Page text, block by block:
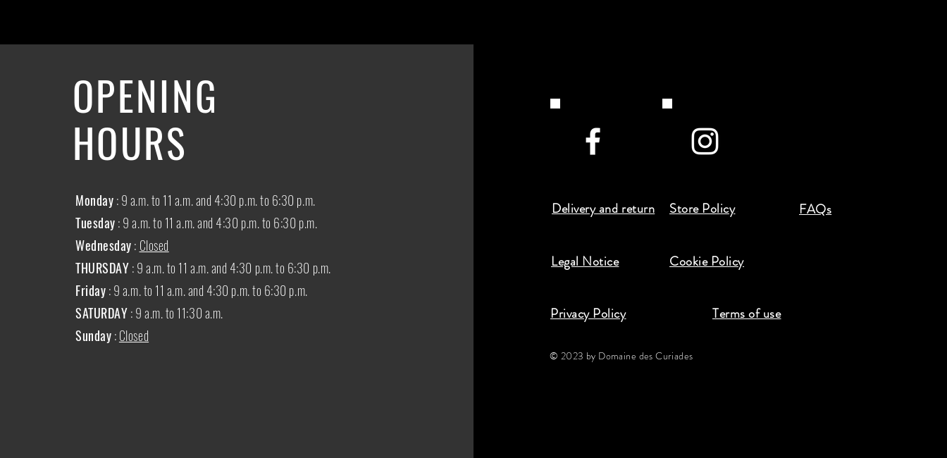
OPENING
HOURS
Monday: 9 a.m. to 11 a.m. and 4:30 p.m. to 6:30 p.m.
Tuesday: 9 a.m. to 11 a.m. and 4:30 p.m. to 6:30 p.m.
Wednesday: Closed
THURSDAY:9 a.m. to 11 a.m. and 4:30 p.m. to 6:30 p.m.
Friday: 9 a.m. to 11 a.m. and 4:30 p.m. to 6:30 p.m.
SATURDAY: 9 a.m. to 11:30 a.m.
Sunday:Closed
Delivery and return Store Policy FAQs
Legal Notice Cookie Policy
Privacy Policy Terms of use
© 2023 by Domaine des Curiades